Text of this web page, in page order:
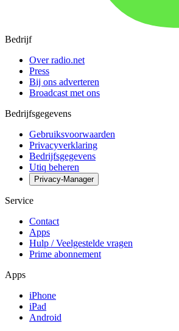
Bedrijf
Over radio.net
Press
Bij ons adverteren
Broadcast met ons
Bedrijfsgegevens
Gebruiksvoorwaarden
Privacyverklaring
Bedrijfsgegevens
Utiq beheren
Privacy-Manager
Service
Contact
Apps
Hulp / Veelgestelde vragen
Prime abonnement
Apps
iPhone
iPad
Android